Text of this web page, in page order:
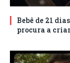
Bebê de 21
procura a